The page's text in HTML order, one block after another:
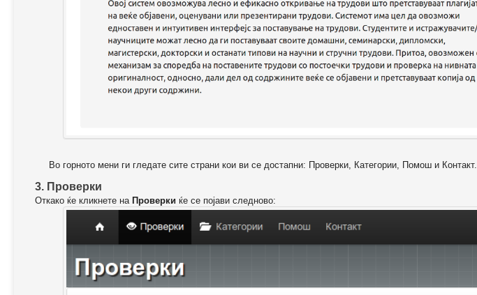
Во горното мени ги гледате сите страни кои ви се достапни: Проверки, Категории, Помош и Контакт.
3. Проверки
Откако ќе кликнете на Проверки ќе се појави следново: